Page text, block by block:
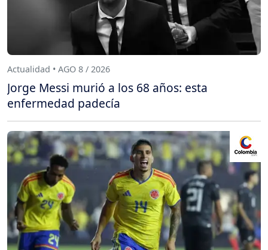
Actualidad • AGO 8 / 2026
Jorge Messi murió a los 68 años: esta
enfermedad padecía